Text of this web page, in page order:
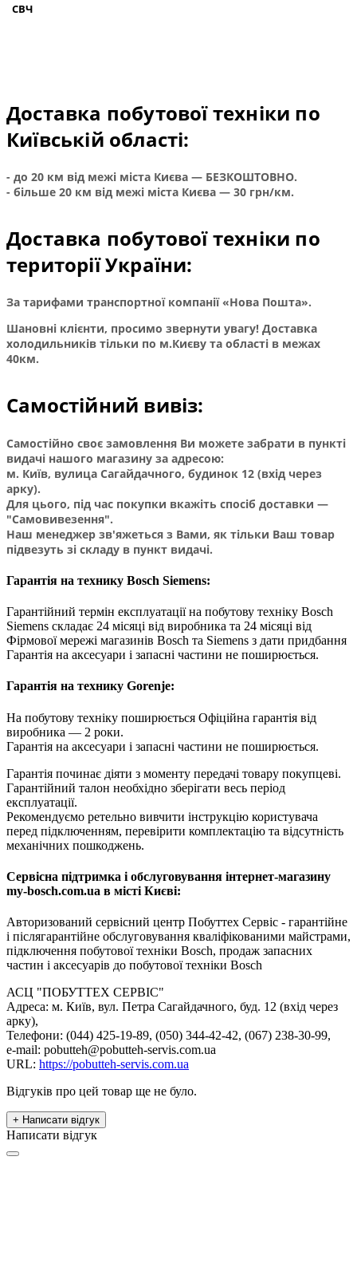
СВЧ
Доставка побутової техніки по
Київській області:
- до 20 км від межі міста Києва — БЕЗКОШТОВНО.
- більше 20 км від межі міста Києва — 30 грн/км.
Доставка побутової техніки по
території України:
За тарифами транспортної компанії «Нова Пошта».
Шановні клієнти, просимо звернути увагу! Доставка
холодильників тільки по м.Києву та області в межах
40км.
Самостійний вивіз:
Самостійно своє замовлення Ви можете забрати в пункті
видачі нашого магазину за адресою:
м. Київ, вулица Сагайдачного, будинок 12 (вхід через
арку).
Для цього, під час покупки вкажіть спосіб доставки —
"Самовивезення".
Наш менеджер зв'яжеться з Вами, як тільки Ваш товар
підвезуть зі складу в пункт видачі.
Гарантія на технику Bosch Siemens:
Гарантійний термін експлуатації на побутову техніку Bosch
Siemens складає 24 місяці від виробника та 24 місяці від
Фірмової мережі магазинів Bosch та Siemens з дати придбання
Гарантія на аксесуари і запасні частини не поширюється.
Гарантія на технику Gorenje:
На побутову техніку поширюється Oфіційна гарантія від
виробника — 2 роки.
Гарантія на аксесуари і запасні частини не поширюється.
Гарантія починає діяти з моменту передачі товару покупцеві.
Гарантійний талон необхідно зберігати весь період
експлуатації.
Рекомендуємо ретельно вивчити інструкцію користувача
перед підключенням, перевірити комплектацію та відсутність
механічних пошкоджень.
Сервісна підтримка і обслуговування інтернет-магазину
my-bosch.com.ua в місті Києві:
Авторизований сервісний центр Побуттех Сервіс - гарантійне
і післягарантійне обслуговування кваліфікованими майстрами,
підключення побутової техніки Bosch, продаж запасних
частин і аксесуарів до побутової техніки Bosch
АСЦ "ПОБУТТЕХ СЕРВІС"
Адреса: м. Київ, вул. Петра Сагайдачного, буд. 12 (вхід через
арку),
Телефони: (044) 425-19-89, (050) 344-42-42, (067) 238-30-99,
e-mail: pobutteh@pobutteh-servis.com.ua
URL: https://pobutteh-servis.com.ua
Відгуків про цей товар ще не було.
+ Написати відгук
Написати відгук